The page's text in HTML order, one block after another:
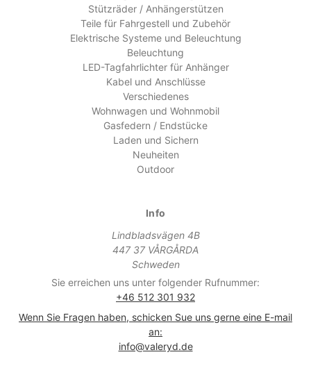
Stützräder / Anhängerstützen
Teile für Fahrgestell und Zubehör
Elektrische Systeme und Beleuchtung
Beleuchtung
LED-Tagfahrlichter für Anhänger
Kabel und Anschlüsse
Verschiedenes
Wohnwagen und Wohnmobil
Gasfedern / Endstücke
Laden und Sichern
Neuheiten
Outdoor
Info
Lindbladsvägen 4B
447 37 VÅRGÅRDA
Schweden
Sie erreichen uns unter folgender Rufnummer:
+46 512 301 932
Wenn Sie Fragen haben, schicken Sue uns gerne eine E-mail
an:
info@valeryd.de